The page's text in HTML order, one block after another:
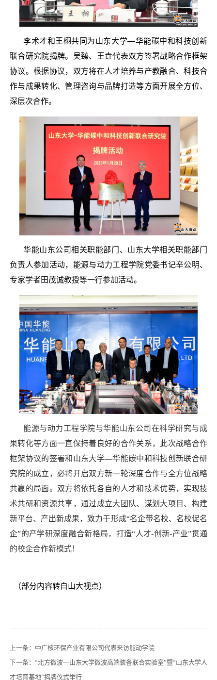
李术才和王栩共同为山东大学—华能碳中和科技创新
联合研究院揭牌。吴臻、王垚代表双方签署战略合作框架
协议。根据协议，双方将在人才培养与产教融合、科技合
作与成果转化、管理咨询与品牌打造等方面开展全方位、
深层次合作。
华能山东公司相关职能部门、山东大学相关职能部门
负责人参加活动，能源与动力工程学院党委书记辛公明、
专家学者田茂诚教授等一行参加活动。
能源与动力工程学院与华能山东公司在科学研究与成
果转化等方面一直保持着良好的合作关系，此次战略合作
框架协议的签署和山东大学—华能碳中和科技创新联合研
究院的成立，必将开启双方新一轮深度合作与全方位战略
共赢的局面。双方将依托各自的人才和技术优势，实现技
术共研和资源共享，通过成立大团队、谋划大项目、构建
新平台、产出新成果，致力于形成“名企带名校、名校促名
企”的产学研深度融合新格局，打造“人才-创新-产业”贯通
的校企合作新模式！
（部分内容转自山大视点）
上一条： 中广核环保产业有限公司代表来访能动学院
下一条： “北方微波—山东大学微波高端装备联合实验室”暨“山东大学人
才培育基地”揭牌仪式举行